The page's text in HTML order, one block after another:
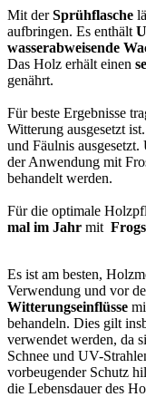
Mit derSprühflasche
aufbringen. Es enthält
wasserabweisende
Das Holz erhält einen
genährt.
Für beste Ergebnisse
Witterung ausgesetzt
und Fäulnis
der Anwendung mit
behandelt werden.
Für die optimale
mal im Jahr mit
Es ist am besten,
Verwendung und vor
Witterungseinflüsse
behandeln. Dies gilt
verwendet werden, da
Schnee und UV-
vorbeugender Schutz
die Lebensdauer des